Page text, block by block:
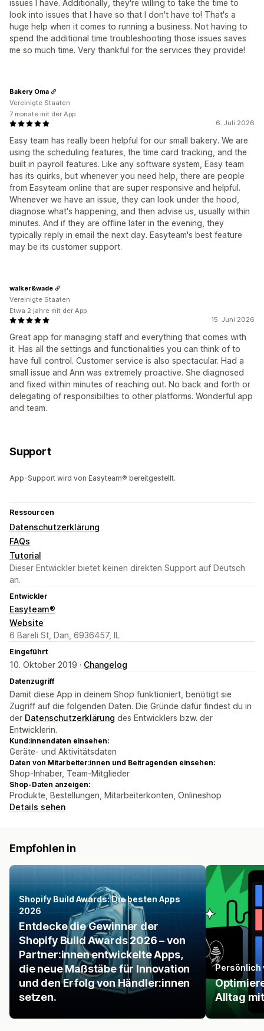
issues I have. Additionally, they're willing to take the time to
look into issues that I have so that I don't have to! That's a
huge help when it comes to running a business. Not having to
spend the additional time troubleshooting those issues saves
me so much time. Very thankful for the services they provide!
6. Juli 2026
Easy team has really been helpful for our small bakery. We are
using the scheduling features, the time card tracking, and the
built in payroll features. Like any software system, Easy team
has its quirks, but whenever you need help, there are people
from Easyteam online that are super responsive and helpful.
Whenever we have an issue, they can look under the hood,
diagnose what's happening, and then advise us, usually within
minutes. And if they are offline later in the evening, they
typically reply in email the next day. Easyteam's best feature
may be its customer support.
Bakery Oma
Vereinigte Staaten
7 monate mit der App
15. Juni 2026
Great app for managing staff and everything that comes with
it. Has all the settings and functionalities you can think of to
have full control. Customer service is also spectacular. Had a
small issue and Ann was extremely proactive. She diagnosed
and fixed within minutes of reaching out. No back and forth or
delegating of responsibilties to other platforms. Wonderful app
and team.
walker&wade
Vereinigte Staaten
Etwa 2 jahre mit der App
Support
App-Support wird von Easyteam® bereitgestellt.
Ressourcen
Datenschutzerklärung
FAQs
Tutorial
Dieser Entwickler bietet keinen direkten Support auf Deutsch
an.
Entwickler
Easyteam®
Website
6 Bareli St, Dan, 6936457, IL
Eingeführt
10. Oktober 2019 · Changelog
Datenzugriff
Damit diese App in deinem Shop funktioniert, benötigt sie
Zugriff auf die folgenden Daten. Die Gründe dafür findest du in
der Datenschutzerklärung des Entwicklers bzw. der
Entwicklerin.
Kund:innendaten einsehen:
Geräte- und Aktivitätsdaten
Daten von Mitarbeiter:innen und Beitragenden einsehen:
Shop-Inhaber, Team-Mitglieder
Shop-Daten anzeigen:
Produkte, Bestellungen, Mitarbeiterkonten, Onlineshop
Details sehen
Empfohlen in
Shopify Build Awards: Die besten Apps
2026
Entdecke die Gewinner der
Shopify Build Awards 2026 – von
Partner:innen entwickelte Apps,
die neue Maßstäbe für Innovation
und den Erfolg von Händler:innen
setzen.
Persönlich
Alltag